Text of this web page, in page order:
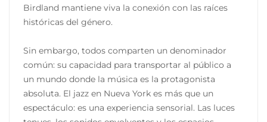
Birdland mantiene viva la conexión con las raíces
históricas del género.
Sin embargo, todos comparten un denominador
común: su capacidad para transportar al público a
un mundo donde la música es la protagonista
absoluta. El jazz en Nueva York es más que un
espectáculo: es una experiencia sensorial. Las luces